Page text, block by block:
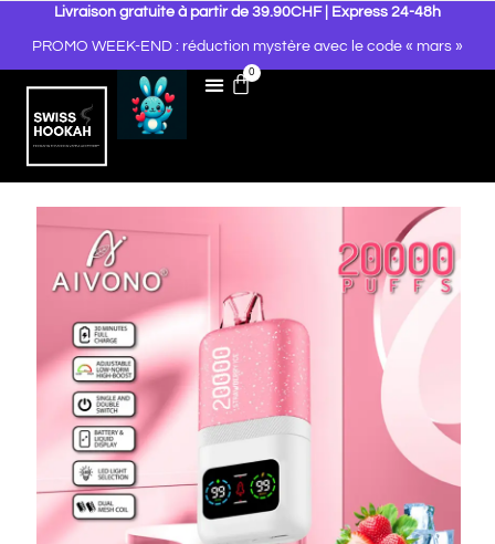
Livraison gratuite à partir de 39.90CHF | Express 24-48h
PROMO WEEK-END : réduction mystère avec le code « mars »
0